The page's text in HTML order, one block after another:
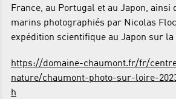
France, au Portugal et au Japon, ainsi
marins photographiés par Nicolas
expédition scientifique au Japon sur la
https://domaine-chaumont.fr/fr/
nature/chaumont-photo-sur-loire-
h